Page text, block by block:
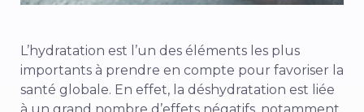
L’hydratation est l’un des éléments les plus
importants à prendre en compte pour favoriser la
santé globale. En effet, la déshydratation est liée